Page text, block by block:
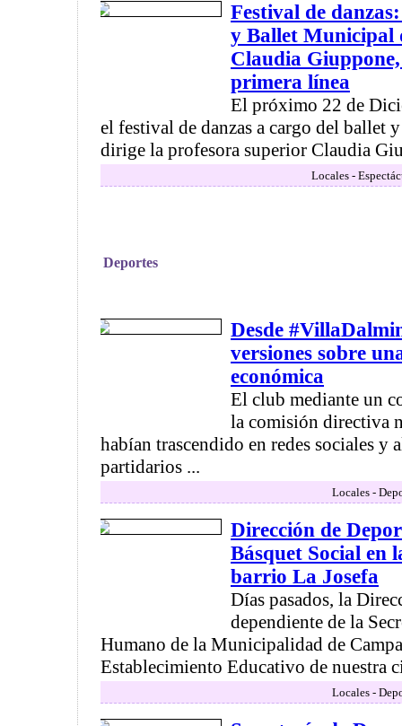
Festival de
y Ballet Municipal
Claudia
primera línea
El próximo 22 de
el festival de danzas a cargo del ballet
dirige la profesora superior Claudia
Locales -
Deportes
Desde
versiones sobre
económica
El club mediante un
la comisión directiva
habían trascendido en redes sociales y
partidarios ...
Locales -
Dirección de
Básquet Social en
barrio La Josefa
Días pasados, la
dependiente de la
Humano de la Municipalidad de
Establecimiento Educativo de nuestra
Locales -